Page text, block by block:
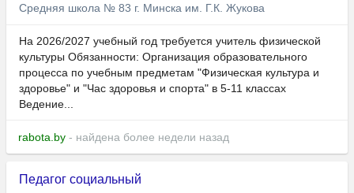
Средняя школа № 83 г. Минска им. Г.К. Жукова
На 2026/2027 учебный год требуется учитель физической
культуры Обязанности: Организация образовательного
процесса по учебным предметам "Физическая культура и
здоровье" и "Час здоровья и спорта" в 5-11 классах
Ведение...
rabota.by - найдена более недели назад
Педагог социальный